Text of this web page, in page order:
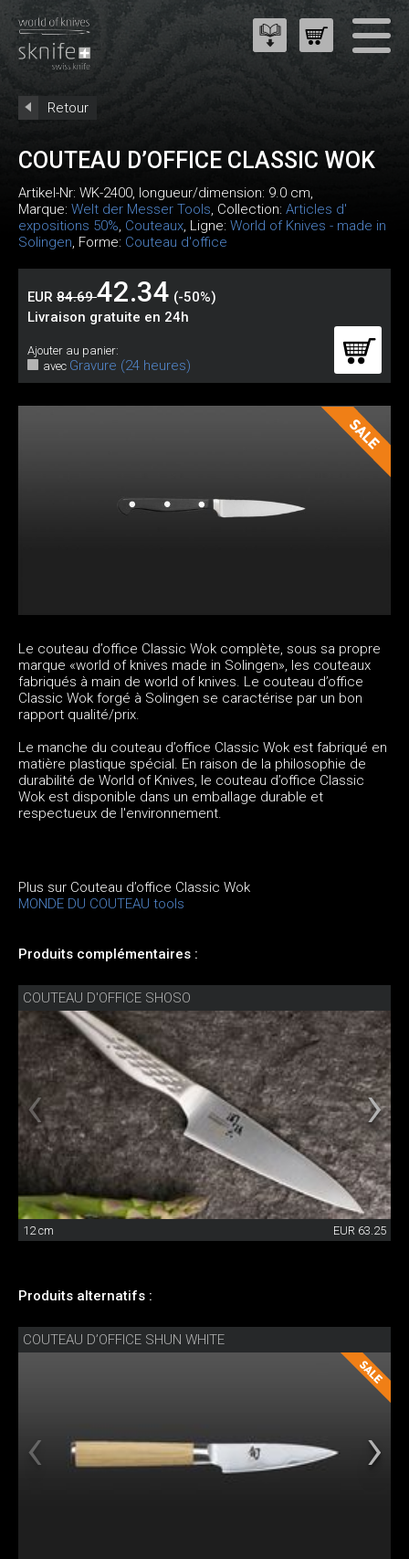
Retour
COUTEAU D’OFFICE CLASSIC WOK
Artikel-Nr: WK-2400, longueur/dimension: 9.0 cm,
Marque: Welt der Messer Tools, Collection: Articles d'
expositions 50%, Couteaux, Ligne: World of Knives - made in
Solingen, Forme: Couteau d'office
EUR 84.6942.34 (-50%)
Livraison gratuite en 24h
Ajouter au panier:
avec Gravure (24 heures)
Le couteau d’office Classic Wok complète, sous sa propre
marque «world of knives made in Solingen», les couteaux
fabriqués à main de world of knives. Le couteau d’office
Classic Wok forgé à Solingen se caractérise par un bon
rapport qualité/prix.
Le manche du couteau d’office Classic Wok est fabriqué en
matière plastique spécial. En raison de la philosophie de
durabilité de World of Knives, le couteau d’office Classic
Wok est disponible dans un emballage durable et
respectueux de l'environnement.
Plus sur Couteau d’office Classic Wok
MONDE DU COUTEAU tools
Produits complémentaires :
COUTEAU D'OFFICE SHOSO
12 cm EUR 63.25
Produits alternatifs :
COUTEAU D’OFFICE SHUN WHITE